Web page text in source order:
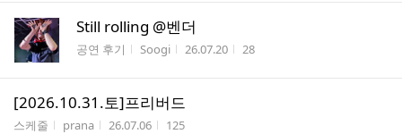
Still rolling @벤더
게시판명
공연 후기 작성자
Soogi 작성시간
26.07.20 조회수
28
[2026.10.31.토]프리버드
게시판명
스케줄 작성자
prana 작성시간
26.07.06 조회수
125